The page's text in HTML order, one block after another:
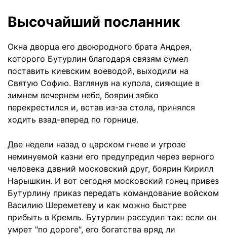
Высочайший посланник
Окна дворца его двоюродного брата Андрея,
которого Бутурлин благодаря связям сумел
поставить киевским воеводой, выходили на
Святую Софию. Взглянув на купола, сияющие в
зимнем вечернем небе, боярин зябко
перекрестился и, встав из-за стола, принялся
ходить взад-вперед по горнице.
Две недели назад о царском гневе и угрозе
неминуемой казни его преду­предил через верного
человека давний московский друг, боярин Кирилл
Нарышкин. И вот сегодня московский гонец привез
Бутурлину приказ передать командование войском
Василию Шереметеву и как можно быстрее
прибыть в Кремль. Бутурлин рассудил так: если он
умрет "по дороге", его богатства вряд ли